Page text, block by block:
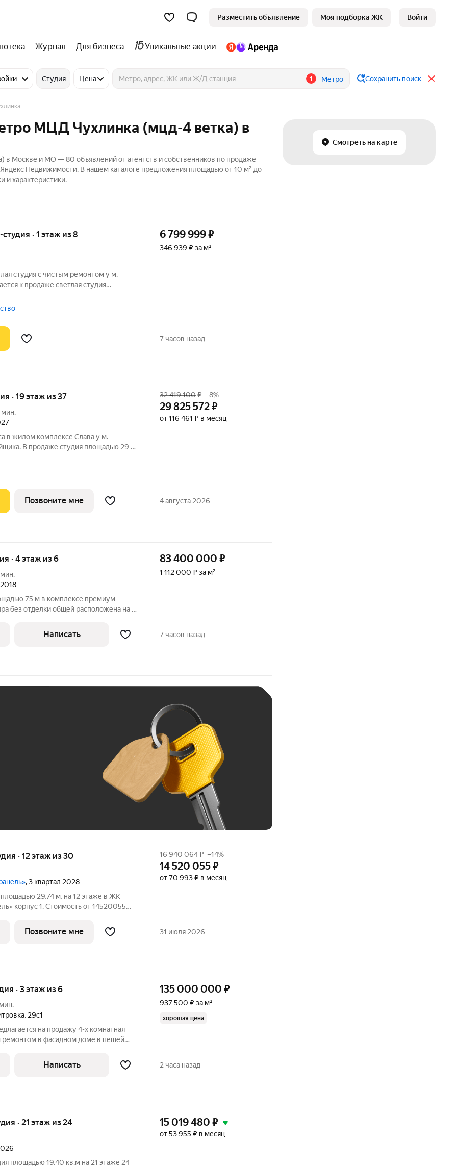
Разместить объявление Моя подборка ЖК Войти
Журнал Для бизнеса Уникальные акции
Студия Цена 1 Метро Сохранить поиск
Смотреть на карте
МЦД Чухлинка (мцд-4 ветка) в
Москве и МО — 80 объявлений от агентств и собственников по продаже
Недвижимости. В нашем каталоге предложения площадью от 10 м² до
и характеристики.
· 1 этаж из 8
студия с чистым ремонтом у м.
к продаже светлая студия
в отличном состоянии: выполнен
6 799 999₽
346 939 ₽ за м²
7 часов назад
· 19 этаж из 37
в жилом комплексе Слава у м.
В продаже студия площадью 29 м
Слава расположен в той части центра,
32 419 100₽ –8%
29 825 572₽
от 116 461 ₽ в месяц
Позвоните мне 4 августа 2026
· 4 этаж из 6
75 м в комплексе премиум-
без отделки общей расположена на 4-
Благодаря панорамному остеклению
83 400 000 ₽
1 112 000 ₽ за м²
Написать 7 часов назад
· 12 этаж из 30
, 3 квартал 2028
29,74 м, на 12 этаже в ЖК
1. Стоимость от 14520055
для тех, кто
16 940 064₽ –14%
14 520 055₽
от 70 993 ₽ в месяц
Позвоните мне 31 июля 2026
· 3 этаж из 6
, 29с1
на продажу 4-х комнатная
ремонтом в фасадном доме в пешей
и охраняемой территорией 24/7,
135 000 000 ₽
937 500 ₽ за м²
хорошая цена
Написать 2 часа назад
· 21 этаж из 24
площадью 19.40 кв.м на 21 этаже 24
15 019 480 ₽
от 53 955 ₽ в месяц